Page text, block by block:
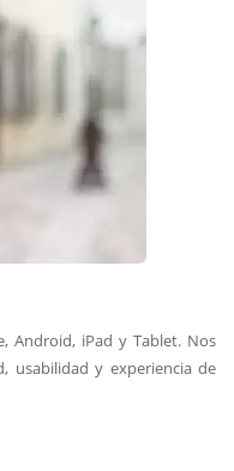
Android, iPad y Tablet. Nos
usabilidad y experiencia de